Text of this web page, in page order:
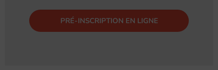
PRÉ-INSCRIPTION EN LIGNE